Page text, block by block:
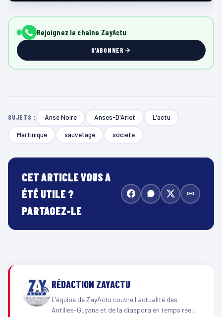
Rejoignez la chaîne ZayActu
S'ABONNER
SUJETS : Anse Noire Anses-D'Arlet L'actu
Martinique sauvetage société
CET ARTICLE VOUS A
ÉTÉ UTILE ?
PARTAGEZ-LE
RÉDACTION ZAYACTU
L'équipe de ZayActu couvre l'actualité des
Antilles-Guyane et de la diaspora en temps réel.